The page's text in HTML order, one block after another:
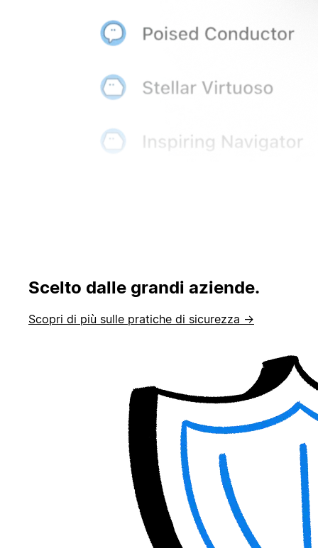
Scelto dalle grandi aziende.
Scopri di più sulle pratiche di sicurezza →